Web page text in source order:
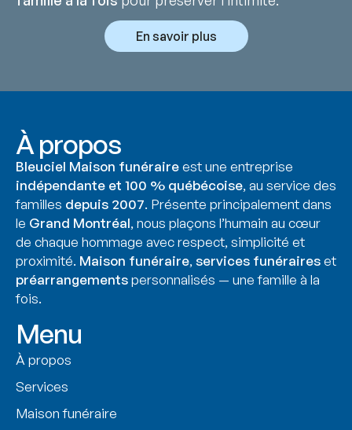
En savoir plus
À propos
Bleuciel Maison funéraireest une entreprise
indépendante et 100 % québécoise, au service des
familles depuis 2007. Présente principalement dans
le Grand Montréal, nous plaçons l’humain au cœur
de chaque hommage avec respect, simplicité et
proximité. Maison funéraire,services funéraireset
préarrangementspersonnalisés — une famille à la
fois.
Menu
À propos
Services
Maison funéraire